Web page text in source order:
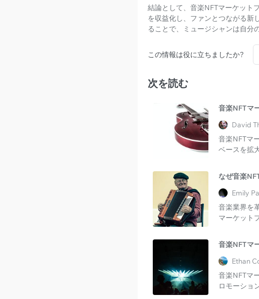
結論として、音楽NFTマーケット
を収益化し、ファンとつながる新
ることで、ミュージシャンは自分
この情報は役に立ちましたか?
次を読む
音楽NFTマ
David
音楽NFTマ
ベースを拡
なぜ音楽
Emily
音楽業界を
マーケット
音楽NFTマ
Ethan
音楽NFTマ
ロモーショ